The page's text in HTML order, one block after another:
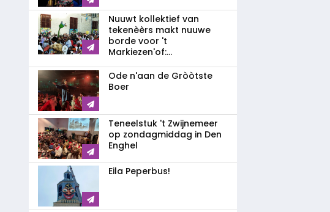
Nuuwt kollektief van
tekenèèrs makt nuuwe
borde voor 't
Markiezen'of:...
Ode n'aan de Gròòtste
Boer
Teneelstuk 't Zwijnemeer
op zondagmiddag in Den
Enghel
Eila Peperbus!